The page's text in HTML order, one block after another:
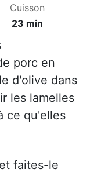
Cuisson
23 min
porc en
d'olive dans
les lamelles
ce qu'elles
faites-le